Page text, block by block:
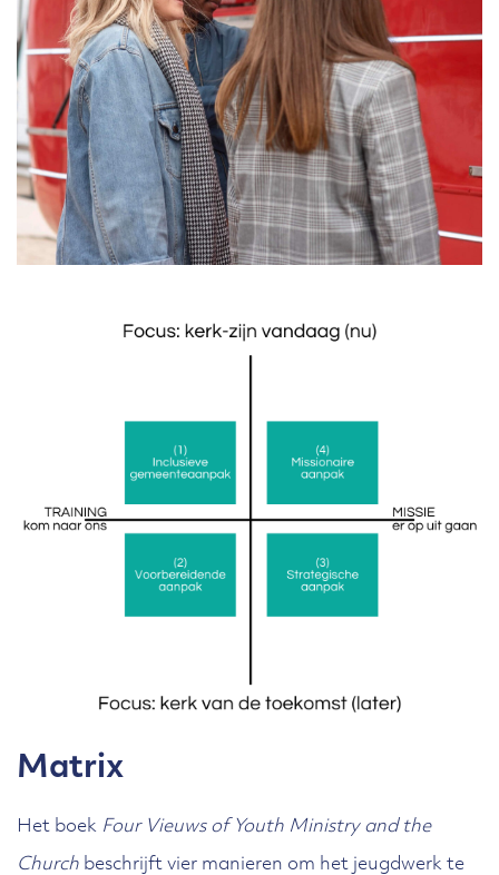
Matrix
Het boek Four Vieuws of Youth Ministry and the
Church beschrijft vier manieren om het jeugdwerk te